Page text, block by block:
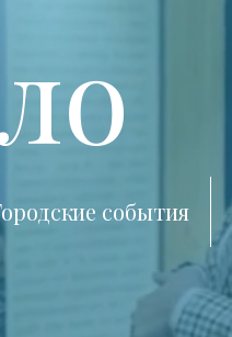
события